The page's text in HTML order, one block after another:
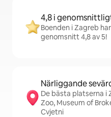
4,8 i
Boenden i Zagreb
genomsnitt 4,8 av 5!
Närliggande
De bästa platserna i
Zoo, Museum of
Cvjetni